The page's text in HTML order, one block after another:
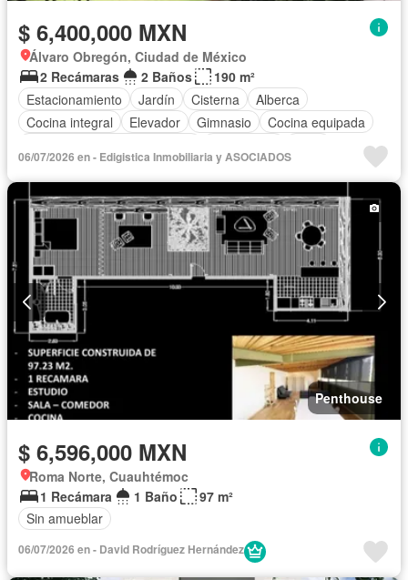
$ 6,400,000 MXN
Álvaro Obregón, Ciudad de México
2 Recámaras
2 Baños
190 m²
Estacionamiento
Jardín Cisterna
Alberca
Cocina integral
Elevador Gimnasio
Cocina equipada
Cancha de tenis
Gas natural Asador
Zonas verdes
06/07/2026 en - Edigistica Inmobiliaria y ASOCIADOS
Penthouse
$ 6,596,000 MXN
Roma Norte, Cuauhtémoc
1 Recámara
1 Baño
97 m²
Sin amueblar
06/07/2026 en - David Rodríguez Hernández